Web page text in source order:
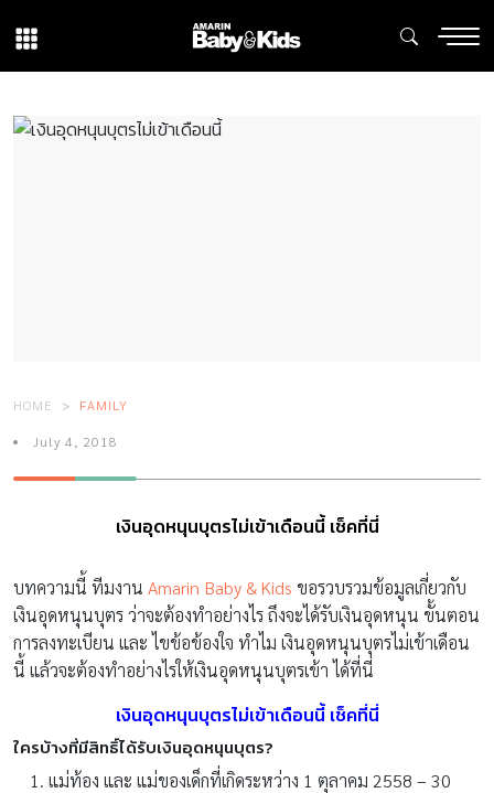
HOME FAMILY
July 4, 2018
เงินอุดหนุนบุตรไม่เข้าเดือนนี้ เช็คที่นี่
บทความนี้ ทีมงาน Amarin Baby & Kids ขอรวบรวมข้อมูลเกี่ยวกับ
เงินอุดหนุนบุตร ว่าจะต้องทำอย่างไร ถึงจะได้รับเงินอุดหนุน ขั้นตอน
การลงทะเบียน และ ไขข้อข้องใจ ทำไม เงินอุดหนุนบุตรไม่เข้าเดือน
นี้ แล้วจะต้องทำอย่างไรให้เงินอุดหนุนบุตรเข้า ได้ที่นี่
เงินอุดหนุนบุตรไม่เข้าเดือนนี้ เช็คที่นี่
ใครบ้างที่มีสิทธิ์ได้รับเงินอุดหนุนบุตร?
แม่ท้อง และ แม่ของเด็กที่เกิดระหว่าง 1 ตุลาคม 2558 – 30